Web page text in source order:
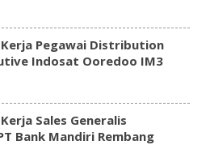
Pegawai Distribution
Indosat Ooredoo IM3
Sales Generalis
Bank Mandiri Rembang